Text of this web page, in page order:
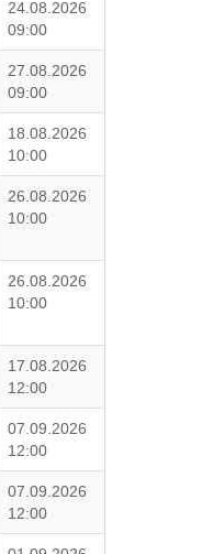
24.08.2026
09:00
27.08.2026
09:00
18.08.2026
10:00
26.08.2026
10:00
26.08.2026
10:00
17.08.2026
12:00
07.09.2026
12:00
07.09.2026
12:00